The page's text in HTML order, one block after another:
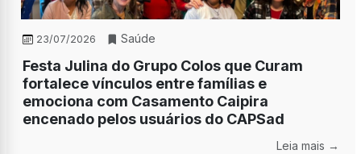
23/07/2026 Saúde
Festa Julina do Grupo Colos que Curam
fortalece vínculos entre famílias e
emociona com Casamento Caipira
encenado pelos usuários do CAPSad
Leia mais →